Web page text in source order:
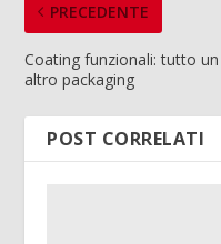
PRECEDENTE
Coating funzionali: tutto un
altro packaging
POST CORRELATI